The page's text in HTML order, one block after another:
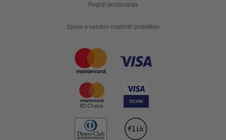
Pogoji poslovanja
Izjava o varstvu osebnih podatkov